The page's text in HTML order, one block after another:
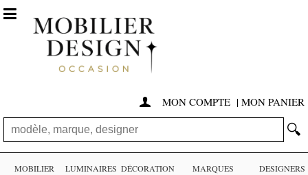
 MON COMPTE | MON PANIER
🔍

MOBILIER LUMINAIRES DÉCORATION MARQUES DESIGNERS